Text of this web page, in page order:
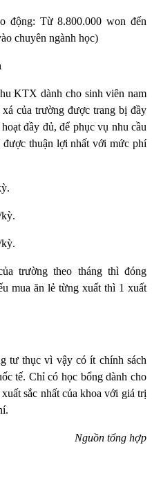
động: Từ 8.800.000 won đến
chuyên ngành học)
KTX dành cho sinh viên nam
của trường được trang bị đầy
đầy đủ, để phục vụ nhu cầu
được thuận lợi nhất với mức phí
trường theo tháng thì đóng
mua ăn lẻ từng xuất thì 1 xuất
tư thục vì vậy có ít chính sách
tế. Chỉ có học bổng dành cho
sắc nhất của khoa với giá trị
Nguồn tổng hợp